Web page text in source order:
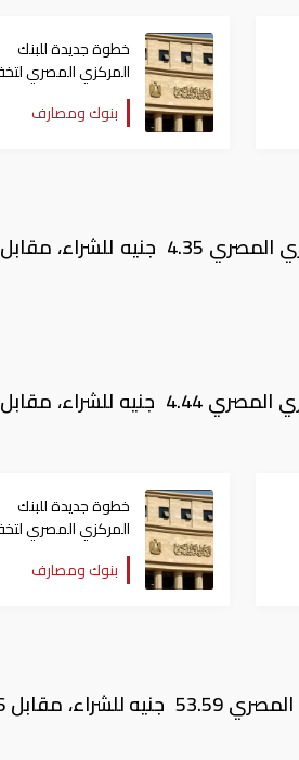
خطوة جديدة للبنك
المركزي المصري
الضغط على العملات
الأجنبية
بنوك ومصارف
خطوة جديدة للبنك
المركزي المصري
الضغط على العملات
الأجنبية
بنوك ومصارف
سجل